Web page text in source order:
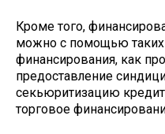
Кроме того,
можно с помощью
финансирования, как
предоставление
секьюритизацию
торговое